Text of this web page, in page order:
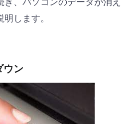
します。
ウン